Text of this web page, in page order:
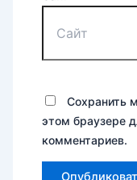
Сохранить
этом браузере
комментариев.